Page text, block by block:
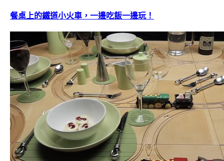
餐桌上的鐵道小火車，一邊吃飯一邊玩！